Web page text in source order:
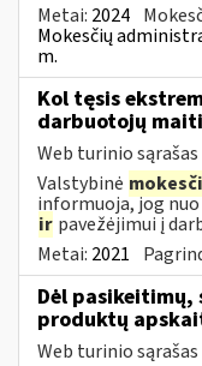
Metai: 2024
Mokesčių
m.
Kol tęsis
darbuotojų
Web turinio sąrašas
Valstybinė
informuoja, jog
ir pavežėjimui į
Metai: 2021
Dėl pasikeitimų,
produktų
Web turinio sąrašas